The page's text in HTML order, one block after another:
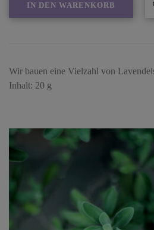
IN DEN WARENKORB
Wir bauen eine Vielzahl von
Inhalt: 20 g